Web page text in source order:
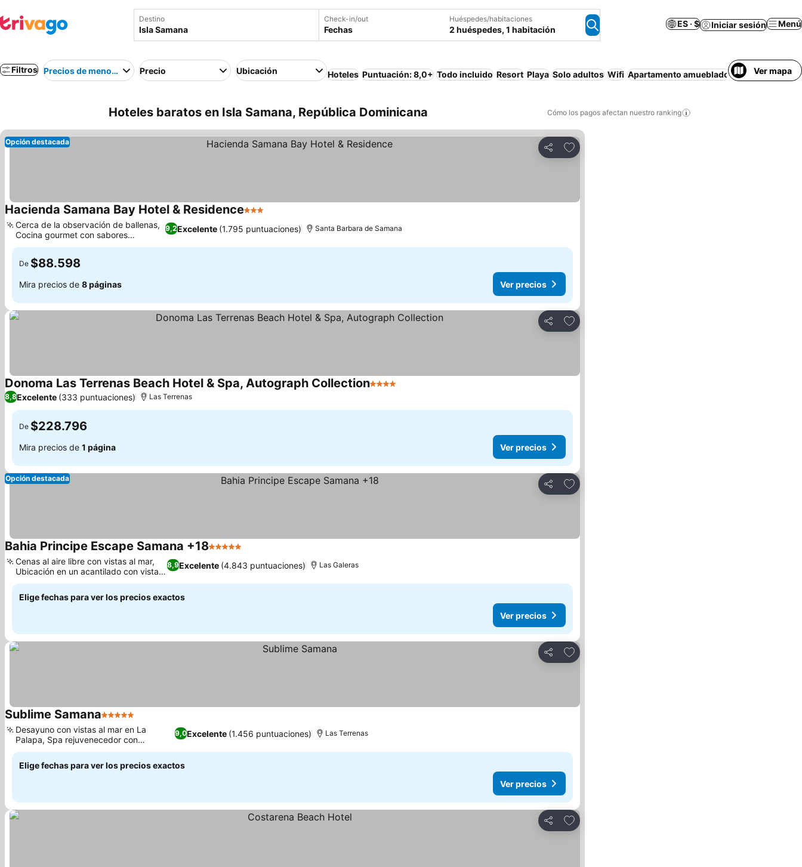
Destino Check-in/out
Fechas
Huéspedes/habitaciones
2 huéspedes, 1 habitación
ES · $ Iniciar sesión Menú
Filtros Precios de menor a mayorPrecio Ubicación Hoteles Puntuación: 8,0+ Todo incluido Resort Playa Solo adultos Wifi Apartamento amueblado Ver mapa
Hoteles baratos en Isla Samana, República Dominicana Cómo los pagos afectan nuestro ranking
Compartir
Agregar a favoritos
Opción destacada
Hacienda Samana Bay Hotel & Residence3 Estrellas
9,2Excelente (1.795 puntuaciones)
Cerca de la observación de ballenas,
Cocina gourmet con sabores
internacionales
Santa Barbara de Samana
De $88.598
Mira precios de 8 páginas Ver precios
Compartir
Agregar a favoritos
Donoma Las Terrenas Beach Hotel & Spa, Autograph Collection4 Estrellas
8,8Excelente (333 puntuaciones) Las Terrenas
De $228.796
Mira precios de 1 página Ver precios
Compartir
Agregar a favoritos
Opción destacada
Bahia Principe Escape Samana +185 Estrellas
8,9Excelente (4.843 puntuaciones)
Cenas al aire libre con vistas al mar,
Ubicación en un acantilado con vistas
a la bahía
Las Galeras
Elige fechas para ver los precios exactos
Ver precios
Compartir
Agregar a favoritos
Sublime Samana5 Estrellas
9,0Excelente (1.456 puntuaciones)
Desayuno con vistas al mar en La
Palapa, Spa rejuvenecedor con
terapeutas profesionales
Las Terrenas
Elige fechas para ver los precios exactos
Ver precios
Compartir
Agregar a favoritos